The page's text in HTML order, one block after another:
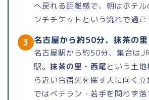
へ戻れる距離感で、朝はホテ
ンチチケットという流れで過ご
3 名古屋から約50分、抹茶の里
名古屋駅から約50分、集合は
駅。 抹茶の里・西尾という土
ら近い合宿先を探す人に向く
ではベテラン・若手を問わず